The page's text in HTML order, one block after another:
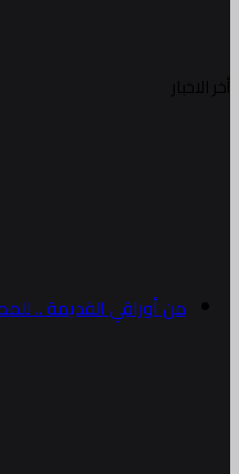
أخر الاخبار
من أوراقي القديمة ..